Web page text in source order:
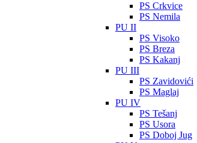
PS Crkvice
PS Nemila
PU II
PS Visoko
PS Breza
PS Kakanj
PU III
PS Zavidovići
PS Maglaj
PU IV
PS Tešanj
PS Usora
PS Doboj Jug